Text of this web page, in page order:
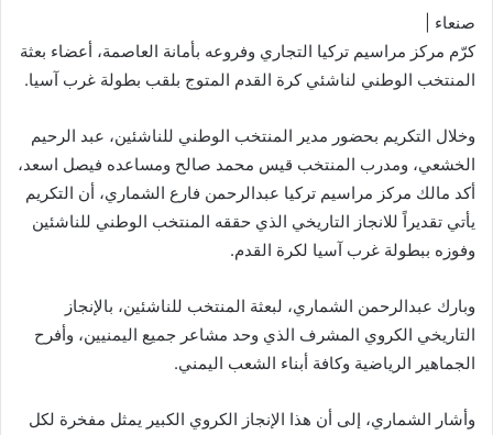
صنعاء |
كرّم مركز مراسيم تركيا التجاري وفروعه بأمانة العاصمة، أعضاء بعثة
المنتخب الوطني لناشئي كرة القدم المتوج بلقب بطولة غرب آسيا.
وخلال التكريم بحضور مدير المنتخب الوطني للناشئين، عبد الرحيم
الخشعي، ومدرب المنتخب قيس محمد صالح ومساعده فيصل اسعد،
أكد مالك مركز مراسيم تركيا عبدالرحمن فارع الشماري، أن التكريم
يأتي تقديراً للانجاز التاريخي الذي حققه المنتخب الوطني للناشئين
وفوزه ببطولة غرب آسيا لكرة القدم.
وبارك عبدالرحمن الشماري، لبعثة المنتخب للناشئين، بالإنجاز
التاريخي الكروي المشرف الذي وحد مشاعر جميع اليمنيين، وأفرح
الجماهير الرياضية وكافة أبناء الشعب اليمني.
وأشار الشماري، إلى أن هذا الإنجاز الكروي الكبير يمثل مفخرة لكل